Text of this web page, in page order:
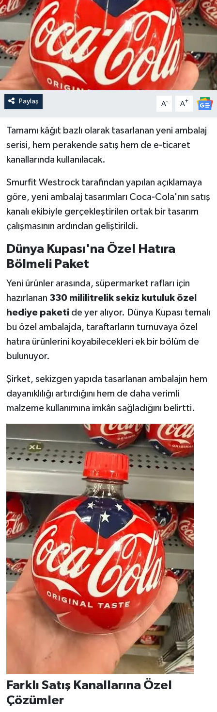
Paylaş A- A+
Tamamı kâğıt bazlı olarak tasarlanan yeni ambalaj
serisi, hem perakende satış hem de e-ticaret
kanallarında kullanılacak.
Smurfit Westrock tarafından yapılan açıklamaya
göre, yeni ambalaj tasarımları Coca-Cola'nın satış
kanalı ekibiyle gerçekleştirilen ortak bir tasarım
çalışmasının ardından geliştirildi.
Dünya Kupası'na Özel Hatıra
Bölmeli Paket
Yeni ürünler arasında, süpermarket rafları için
hazırlanan 330 mililitrelik sekiz kutuluk özel
hediye paketide yer alıyor. Dünya Kupası temalı
bu özel ambalajda, taraftarların turnuvaya özel
hatıra ürünlerini koyabilecekleri ek bir bölüm de
bulunuyor.
Şirket, sekizgen yapıda tasarlanan ambalajın hem
dayanıklılığı artırdığını hem de daha verimli
malzeme kullanımına imkân sağladığını belirtti.
Farklı Satış Kanallarına Özel
Çözümler